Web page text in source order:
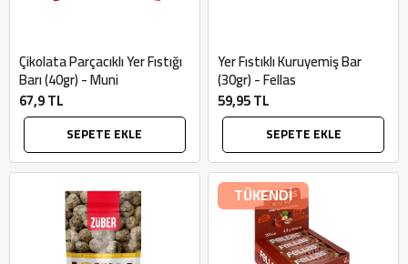
Çikolata Parçacıklı Yer Fıstığı
Barı (40gr) - Muni
67,9 TL
SEPETE EKLE
Yer Fıstıklı Kuruyemiş Bar
(30gr) - Fellas
59,95 TL
SEPETE EKLE
TÜKENDİ